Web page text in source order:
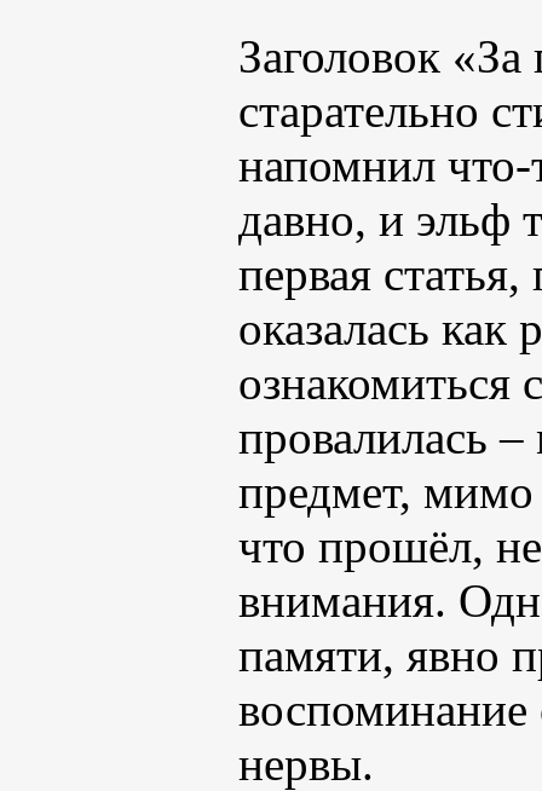
Заголовок
старательно
напомнил
давно, и эльф
первая
оказалась как
ознакомиться
провалилась
предмет, мимо
что прошёл,
внимания.
памяти, явно
воспоминание
нервы.